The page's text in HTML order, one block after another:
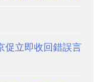
促立即收回錯誤言